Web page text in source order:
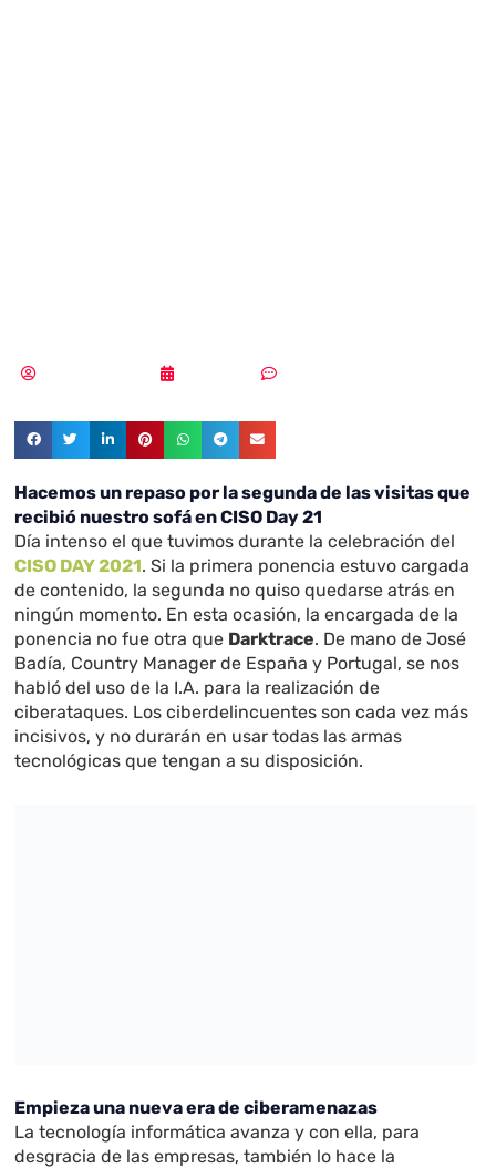
Hacemos un repaso por la segunda de las visitas que
recibió nuestro sofá en CISO Day 21
Día intenso el que tuvimos durante la celebración del
CISO DAY 2021. Si la primera ponencia estuvo cargada
de contenido, la segunda no quiso quedarse atrás en
ningún momento. En esta ocasión, la encargada de la
ponencia no fue otra que Darktrace. De mano de José
Badía, Country Manager de España y Portugal, se nos
habló del uso de la I.A. para la realización de
ciberataques. Los ciberdelincuentes son cada vez más
incisivos, y no durarán en usar todas las armas
tecnológicas que tengan a su disposición.
Empieza una nueva era de ciberamenazas
La tecnología informática avanza y con ella, para
desgracia de las empresas, también lo hace la